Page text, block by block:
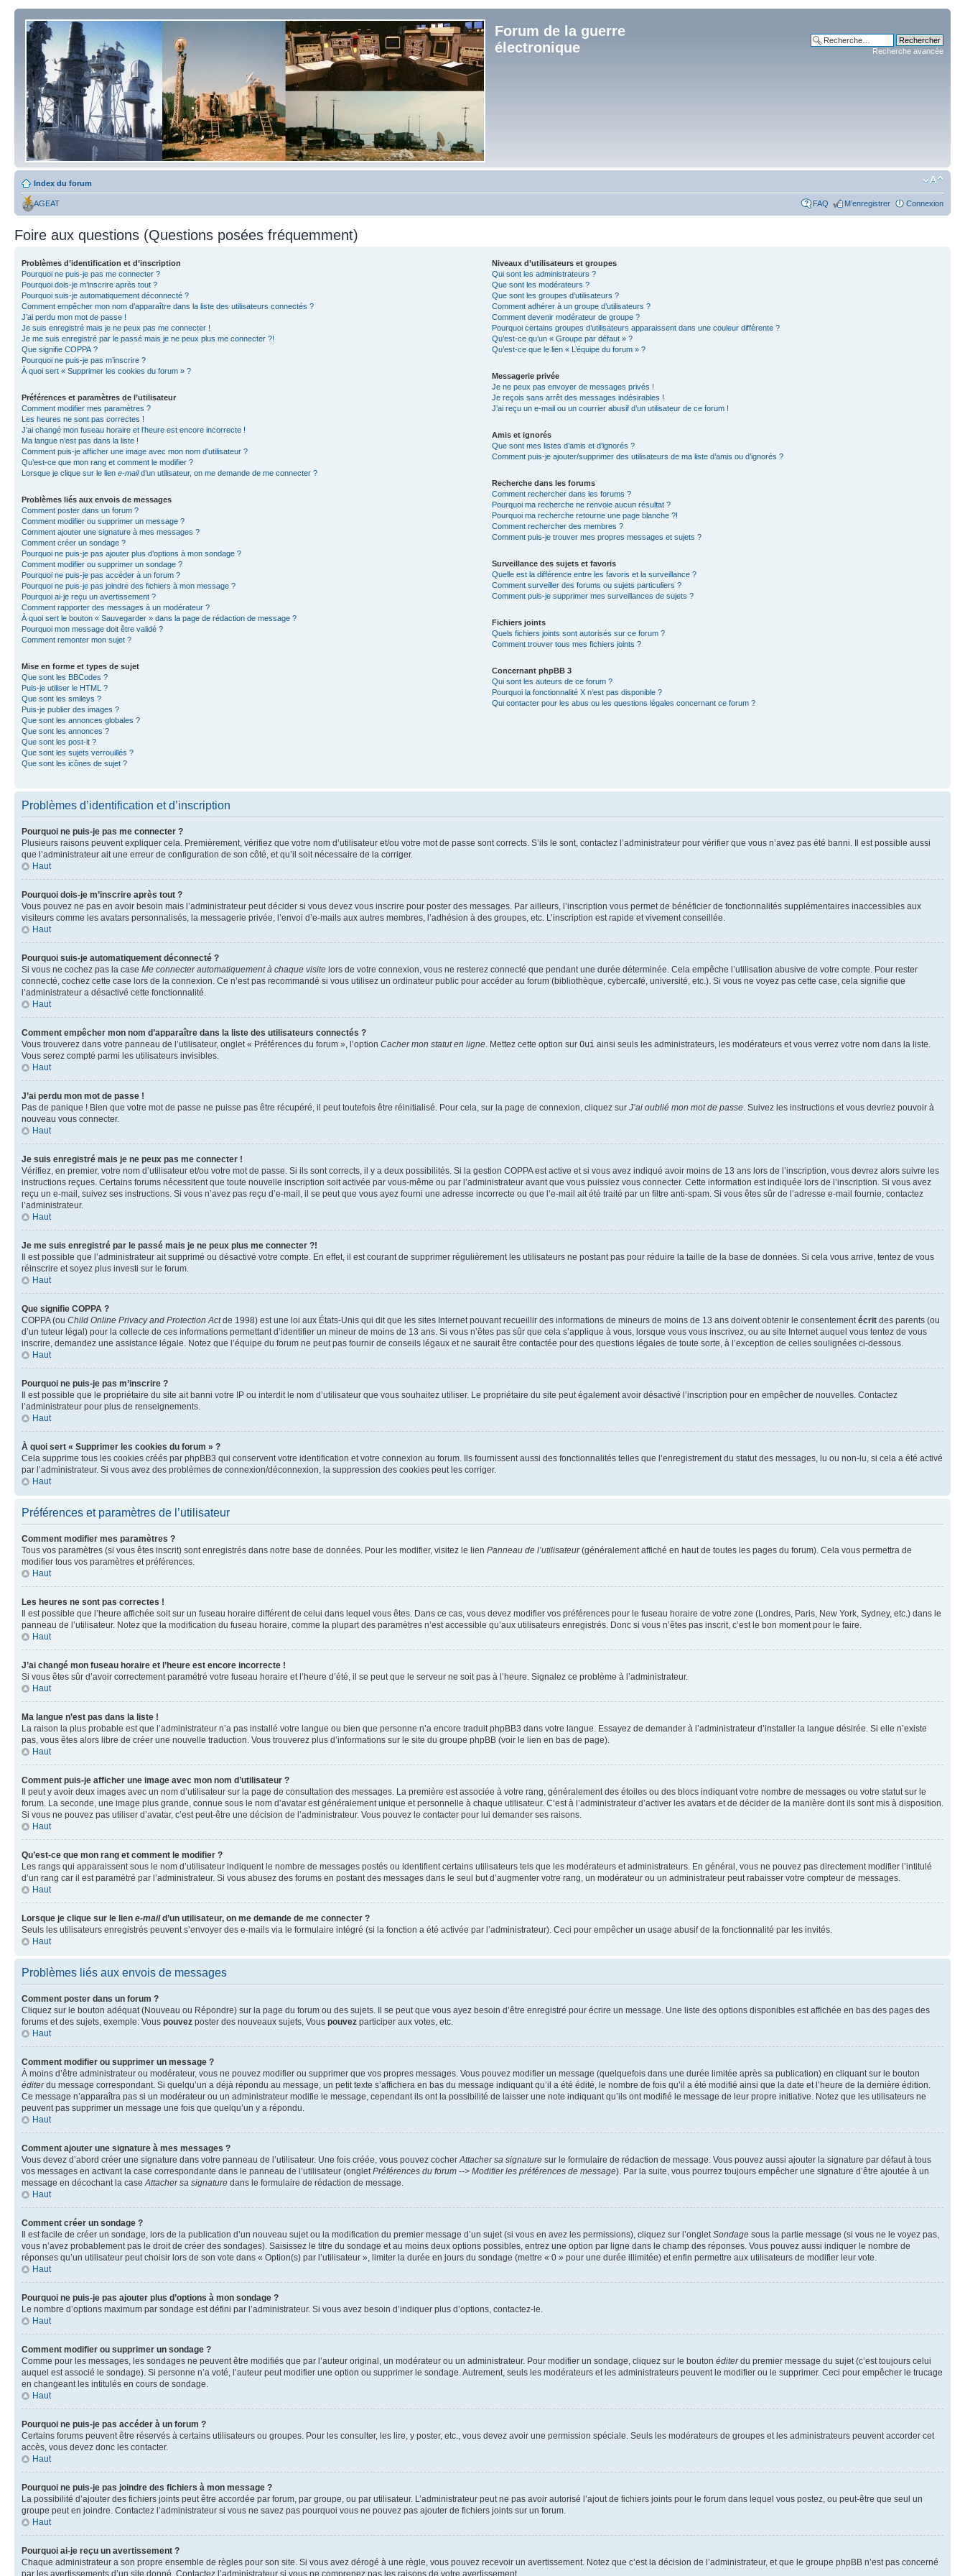
Forum de la guerre
électronique
Recherche avancée
Index du forum
AGEAT FAQ M’enregistrer Connexion
Foire aux questions (Questions posées fréquemment)
Problèmes d’identification et d’inscription
Pourquoi ne puis-je pas me connecter ?
Pourquoi dois-je m’inscrire après tout ?
Pourquoi suis-je automatiquement déconnecté ?
Comment empêcher mon nom d’apparaître dans la liste des utilisateurs connectés ?
J’ai perdu mon mot de passe !
Je suis enregistré mais je ne peux pas me connecter !
Je me suis enregistré par le passé mais je ne peux plus me connecter ?!
Que signifie COPPA ?
Pourquoi ne puis-je pas m’inscrire ?
À quoi sert « Supprimer les cookies du forum » ?
Préférences et paramètres de l’utilisateur
Comment modifier mes paramètres ?
Les heures ne sont pas correctes !
J’ai changé mon fuseau horaire et l’heure est encore incorrecte !
Ma langue n’est pas dans la liste !
Comment puis-je afficher une image avec mon nom d’utilisateur ?
Qu’est-ce que mon rang et comment le modifier ?
Lorsque je clique sur le lien e-maild’un utilisateur, on me demande de me connecter ?
Problèmes liés aux envois de messages
Comment poster dans un forum ?
Comment modifier ou supprimer un message ?
Comment ajouter une signature à mes messages ?
Comment créer un sondage ?
Pourquoi ne puis-je pas ajouter plus d’options à mon sondage ?
Comment modifier ou supprimer un sondage ?
Pourquoi ne puis-je pas accéder à un forum ?
Pourquoi ne puis-je pas joindre des fichiers à mon message ?
Pourquoi ai-je reçu un avertissement ?
Comment rapporter des messages à un modérateur ?
À quoi sert le bouton « Sauvegarder » dans la page de rédaction de message ?
Pourquoi mon message doit être validé ?
Comment remonter mon sujet ?
Mise en forme et types de sujet
Que sont les BBCodes ?
Puis-je utiliser le HTML ?
Que sont les smileys ?
Puis-je publier des images ?
Que sont les annonces globales ?
Que sont les annonces ?
Que sont les post-it ?
Que sont les sujets verrouillés ?
Que sont les icônes de sujet ?
Niveaux d’utilisateurs et groupes
Qui sont les administrateurs ?
Que sont les modérateurs ?
Que sont les groupes d’utilisateurs ?
Comment adhérer à un groupe d’utilisateurs ?
Comment devenir modérateur de groupe ?
Pourquoi certains groupes d’utilisateurs apparaissent dans une couleur différente ?
Qu’est-ce qu’un « Groupe par défaut » ?
Qu’est-ce que le lien « L’équipe du forum » ?
Messagerie privée
Je ne peux pas envoyer de messages privés !
Je reçois sans arrêt des messages indésirables !
J’ai reçu un e-mail ou un courrier abusif d’un utilisateur de ce forum !
Amis et ignorés
Que sont mes listes d’amis et d’ignorés ?
Comment puis-je ajouter/supprimer des utilisateurs de ma liste d’amis ou d’ignorés ?
Recherche dans les forums
Comment rechercher dans les forums ?
Pourquoi ma recherche ne renvoie aucun résultat ?
Pourquoi ma recherche retourne une page blanche ?!
Comment rechercher des membres ?
Comment puis-je trouver mes propres messages et sujets ?
Surveillance des sujets et favoris
Quelle est la différence entre les favoris et la surveillance ?
Comment surveiller des forums ou sujets particuliers ?
Comment puis-je supprimer mes surveillances de sujets ?
Fichiers joints
Quels fichiers joints sont autorisés sur ce forum ?
Comment trouver tous mes fichiers joints ?
Concernant phpBB 3
Qui sont les auteurs de ce forum ?
Pourquoi la fonctionnalité X n’est pas disponible ?
Qui contacter pour les abus ou les questions légales concernant ce forum ?
Problèmes d’identification et d’inscription
Pourquoi ne puis-je pas me connecter ?
Plusieurs raisons peuvent expliquer cela. Premièrement, vérifiez que votre nom d’utilisateur et/ou votre mot de passe sont corrects. S’ils le sont, contactez l’administrateur pour vérifier que vous n’avez pas été banni. Il est possible aussi
que l’administrateur ait une erreur de configuration de son côté, et qu’il soit nécessaire de la corriger.
Haut
Pourquoi dois-je m’inscrire après tout ?
Vous pouvez ne pas en avoir besoin mais l’administrateur peut décider si vous devez vous inscrire pour poster des messages. Par ailleurs, l’inscription vous permet de bénéficier de fonctionnalités supplémentaires inaccessibles aux
visiteurs comme les avatars personnalisés, la messagerie privée, l’envoi d’e-mails aux autres membres, l’adhésion à des groupes, etc. L’inscription est rapide et vivement conseillée.
Haut
Pourquoi suis-je automatiquement déconnecté ?
Si vous ne cochez pas la case Me connecter automatiquement à chaque visite lors de votre connexion, vous ne resterez connecté que pendant une durée déterminée. Cela empêche l’utilisation abusive de votre compte. Pour rester
connecté, cochez cette case lors de la connexion. Ce n’est pas recommandé si vous utilisez un ordinateur public pour accéder au forum (bibliothèque, cybercafé, université, etc.). Si vous ne voyez pas cette case, cela signifie que
l’administrateur a désactivé cette fonctionnalité.
Haut
Comment empêcher mon nom d’apparaître dans la liste des utilisateurs connectés ?
Vous trouverez dans votre panneau de l’utilisateur, onglet « Préférences du forum », l’option Cacher mon statut en ligne. Mettez cette option sur Oui ainsi seuls les administrateurs, les modérateurs et vous verrez votre nom dans la liste.
Vous serez compté parmi les utilisateurs invisibles.
Haut
J’ai perdu mon mot de passe !
Pas de panique ! Bien que votre mot de passe ne puisse pas être récupéré, il peut toutefois être réinitialisé. Pour cela, sur la page de connexion, cliquez sur J’ai oublié mon mot de passe. Suivez les instructions et vous devriez pouvoir à
nouveau vous connecter.
Haut
Je suis enregistré mais je ne peux pas me connecter !
Vérifiez, en premier, votre nom d’utilisateur et/ou votre mot de passe. Si ils sont corrects, il y a deux possibilités. Si la gestion COPPA est active et si vous avez indiqué avoir moins de 13 ans lors de l’inscription, vous devrez alors suivre les
instructions reçues. Certains forums nécessitent que toute nouvelle inscription soit activée par vous-même ou par l’administrateur avant que vous puissiez vous connecter. Cette information est indiquée lors de l’inscription. Si vous avez
reçu un e-mail, suivez ses instructions. Si vous n’avez pas reçu d’e-mail, il se peut que vous ayez fourni une adresse incorrecte ou que l’e-mail ait été traité par un filtre anti-spam. Si vous êtes sûr de l’adresse e-mail fournie, contactez
l’administrateur.
Haut
Je me suis enregistré par le passé mais je ne peux plus me connecter ?!
Il est possible que l’administrateur ait supprimé ou désactivé votre compte. En effet, il est courant de supprimer régulièrement les utilisateurs ne postant pas pour réduire la taille de la base de données. Si cela vous arrive, tentez de vous
réinscrire et soyez plus investi sur le forum.
Haut
Que signifie COPPA ?
COPPA (ou Child Online Privacy and Protection Actde 1998) est une loi aux États-Unis qui dit que les sites Internet pouvant recueillir des informations de mineurs de moins de 13 ans doivent obtenir le consentementécrit des parents (ou
d’un tuteur légal) pour la collecte de ces informations permettant d’identifier un mineur de moins de 13 ans. Si vous n’êtes pas sûr que cela s’applique à vous, lorsque vous vous inscrivez, ou au site Internet auquel vous tentez de vous
inscrire, demandez une assistance légale. Notez que l’équipe du forum ne peut pas fournir de conseils légaux et ne saurait être contactée pour des questions légales de toute sorte, à l’exception de celles soulignées ci-dessous.
Haut
Pourquoi ne puis-je pas m’inscrire ?
Il est possible que le propriétaire du site ait banni votre IP ou interdit le nom d’utilisateur que vous souhaitez utiliser. Le propriétaire du site peut également avoir désactivé l’inscription pour en empêcher de nouvelles. Contactez
l’administrateur pour plus de renseignements.
Haut
À quoi sert « Supprimer les cookies du forum » ?
Cela supprime tous les cookies créés par phpBB3 qui conservent votre identification et votre connexion au forum. Ils fournissent aussi des fonctionnalités telles que l’enregistrement du statut des messages, lu ou non-lu, si cela a été activé
par l’administrateur. Si vous avez des problèmes de connexion/déconnexion, la suppression des cookies peut les corriger.
Haut
Préférences et paramètres de l’utilisateur
Comment modifier mes paramètres ?
Tous vos paramètres (si vous êtes inscrit) sont enregistrés dans notre base de données. Pour les modifier, visitez le lien Panneau de l’utilisateur(généralement affiché en haut de toutes les pages du forum). Cela vous permettra de
modifier tous vos paramètres et préférences.
Haut
Les heures ne sont pas correctes !
Il est possible que l’heure affichée soit sur un fuseau horaire différent de celui dans lequel vous êtes. Dans ce cas, vous devez modifier vos préférences pour le fuseau horaire de votre zone (Londres, Paris, New York, Sydney, etc.) dans le
panneau de l’utilisateur. Notez que la modification du fuseau horaire, comme la plupart des paramètres n’est accessible qu’aux utilisateurs enregistrés. Donc si vous n’êtes pas inscrit, c’est le bon moment pour le faire.
Haut
J’ai changé mon fuseau horaire et l’heure est encore incorrecte !
Si vous êtes sûr d’avoir correctement paramétré votre fuseau horaire et l’heure d’été, il se peut que le serveur ne soit pas à l’heure. Signalez ce problème à l’administrateur.
Haut
Ma langue n’est pas dans la liste !
La raison la plus probable est que l’administrateur n’a pas installé votre langue ou bien que personne n’a encore traduit phpBB3 dans votre langue. Essayez de demander à l’administrateur d’installer la langue désirée. Si elle n’existe
pas, vous êtes alors libre de créer une nouvelle traduction. Vous trouverez plus d’informations sur le site du groupe phpBB (voir le lien en bas de page).
Haut
Comment puis-je afficher une image avec mon nom d’utilisateur ?
Il peut y avoir deux images avec un nom d’utilisateur sur la page de consultation des messages. La première est associée à votre rang, généralement des étoiles ou des blocs indiquant votre nombre de messages ou votre statut sur le
forum. La seconde, une image plus grande, connue sous le nom d’avatar est généralement unique et personnelle à chaque utilisateur. C’est à l’administrateur d’activer les avatars et de décider de la manière dont ils sont mis à disposition.
Si vous ne pouvez pas utiliser d’avatar, c’est peut-être une décision de l’administrateur. Vous pouvez le contacter pour lui demander ses raisons.
Haut
Qu’est-ce que mon rang et comment le modifier ?
Les rangs qui apparaissent sous le nom d’utilisateur indiquent le nombre de messages postés ou identifient certains utilisateurs tels que les modérateurs et administrateurs. En général, vous ne pouvez pas directement modifier l’intitulé
d’un rang car il est paramétré par l’administrateur. Si vous abusez des forums en postant des messages dans le seul but d’augmenter votre rang, un modérateur ou un administrateur peut rabaisser votre compteur de messages.
Haut
Lorsque je clique sur le lien e-maild’un utilisateur, on me demande de me connecter ?
Seuls les utilisateurs enregistrés peuvent s’envoyer des e-mails via le formulaire intégré (si la fonction a été activée par l’administrateur). Ceci pour empêcher un usage abusif de la fonctionnalité par les invités.
Haut
Problèmes liés aux envois de messages
Comment poster dans un forum ?
Cliquez sur le bouton adéquat (Nouveau ou Répondre) sur la page du forum ou des sujets. Il se peut que vous ayez besoin d’être enregistré pour écrire un message. Une liste des options disponibles est affichée en bas des pages des
forums et des sujets, exemple: Vous pouvez poster des nouveaux sujets, Vous pouvez participer aux votes, etc.
Haut
Comment modifier ou supprimer un message ?
À moins d’être administrateur ou modérateur, vous ne pouvez modifier ou supprimer que vos propres messages. Vous pouvez modifier un message (quelquefois dans une durée limitée après sa publication) en cliquant sur le bouton
éditerdu message correspondant. Si quelqu’un a déjà répondu au message, un petit texte s’affichera en bas du message indiquant qu’il a été édité, le nombre de fois qu’il a été modifié ainsi que la date et l’heure de la dernière édition.
Ce message n’apparaîtra pas si un modérateur ou un administrateur modifie le message, cependant ils ont la possibilité de laisser une note indiquant qu’ils ont modifié le message de leur propre initiative. Notez que les utilisateurs ne
peuvent pas supprimer un message une fois que quelqu’un y a répondu.
Haut
Comment ajouter une signature à mes messages ?
Vous devez d’abord créer une signature dans votre panneau de l’utilisateur. Une fois créée, vous pouvez cocherAttacher sa signature sur le formulaire de rédaction de message. Vous pouvez aussi ajouter la signature par défaut à tous
vos messages en activant la case correspondante dans le panneau de l’utilisateur (ongletPréférences du forum --> Modifier les préférences de message). Par la suite, vous pourrez toujours empêcher une signature d’être ajoutée à un
message en décochant la caseAttacher sa signature dans le formulaire de rédaction de message.
Haut
Comment créer un sondage ?
Il est facile de créer un sondage, lors de la publication d’un nouveau sujet ou la modification du premier message d’un sujet (si vous en avez les permissions), cliquez sur l’ongletSondage sous la partie message (si vous ne le voyez pas,
vous n’avez probablement pas le droit de créer des sondages). Saisissez le titre du sondage et au moins deux options possibles, entrez une option par ligne dans le champ des réponses. Vous pouvez aussi indiquer le nombre de
réponses qu’un utilisateur peut choisir lors de son vote dans « Option(s) par l’utilisateur », limiter la durée en jours du sondage (mettre « 0 » pour une durée illimitée) et enfin permettre aux utilisateurs de modifier leur vote.
Haut
Pourquoi ne puis-je pas ajouter plus d’options à mon sondage ?
Le nombre d’options maximum par sondage est défini par l’administrateur. Si vous avez besoin d’indiquer plus d’options, contactez-le.
Haut
Comment modifier ou supprimer un sondage ?
Comme pour les messages, les sondages ne peuvent être modifiés que par l’auteur original, un modérateur ou un administrateur. Pour modifier un sondage, cliquez sur le bouton éditerdu premier message du sujet (c’est toujours celui
auquel est associé le sondage). Si personne n’a voté, l’auteur peut modifier une option ou supprimer le sondage. Autrement, seuls les modérateurs et les administrateurs peuvent le modifier ou le supprimer. Ceci pour empêcher le trucage
en changeant les intitulés en cours de sondage.
Haut
Pourquoi ne puis-je pas accéder à un forum ?
Certains forums peuvent être réservés à certains utilisateurs ou groupes. Pour les consulter, les lire, y poster, etc., vous devez avoir une permission spéciale. Seuls les modérateurs de groupes et les administrateurs peuvent accorder cet
accès, vous devez donc les contacter.
Haut
Pourquoi ne puis-je pas joindre des fichiers à mon message ?
La possibilité d’ajouter des fichiers joints peut être accordée par forum, par groupe, ou par utilisateur. L’administrateur peut ne pas avoir autorisé l’ajout de fichiers joints pour le forum dans lequel vous postez, ou peut-être que seul un
groupe peut en joindre. Contactez l’administrateur si vous ne savez pas pourquoi vous ne pouvez pas ajouter de fichiers joints sur un forum.
Haut
Pourquoi ai-je reçu un avertissement ?
Chaque administrateur a son propre ensemble de règles pour son site. Si vous avez dérogé à une règle, vous pouvez recevoir un avertissement. Notez que c’est la décision de l’administrateur, et que le groupe phpBB n’est pas concerné
par les avertissements d’un site donné. Contactez l’administrateur si vous ne comprenez pas les raisons de votre avertissement.